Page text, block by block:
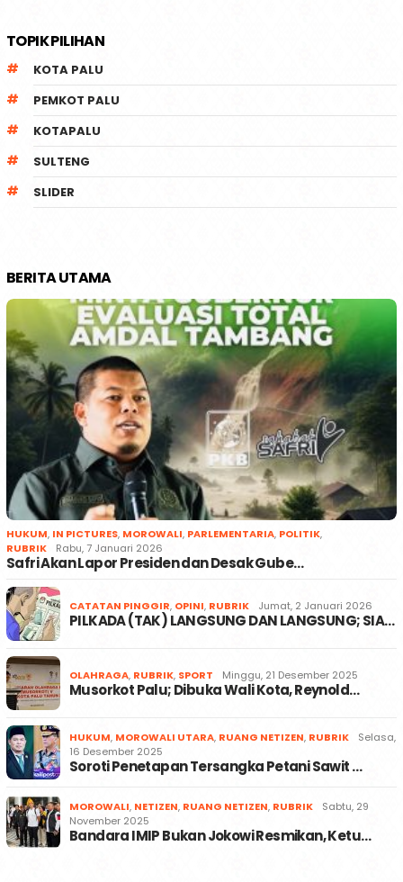
TOPIK PILIHAN
KOTA PALU
PEMKOT PALU
KOTAPALU
SULTENG
SLIDER
BERITA UTAMA
HUKUM, IN PICTURES, MOROWALI, PARLEMENTARIA, POLITIK,
RUBRIK
Rabu, 7 Januari 2026
Safri Akan Lapor Presiden dan Desak Gube…
CATATAN PINGGIR, OPINI, RUBRIK Jumat, 2 Januari 2026
PILKADA (TAK) LANGSUNG DAN LANGSUNG; SIA…
OLAHRAGA, RUBRIK, SPORT Minggu, 21 Desember 2025
Musorkot Palu; Dibuka Wali Kota, Reynold…
HUKUM, MOROWALI UTARA, RUANG NETIZEN, RUBRIK
Selasa,
16 Desember 2025
Soroti Penetapan Tersangka Petani Sawit …
MOROWALI, NETIZEN, RUANG NETIZEN, RUBRIK
Sabtu, 29
November 2025
Bandara IMIP Bukan Jokowi Resmikan, Ketu…